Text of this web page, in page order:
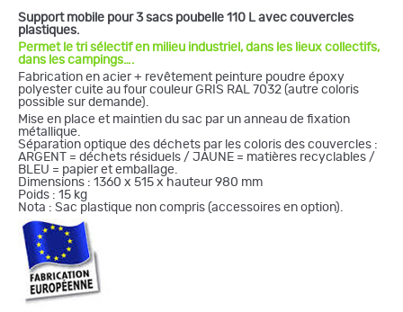
Support mobile pour 3 sacs poubelle 110 L avec couvercles
plastiques.
Permet le tri sélectif en milieu industriel, dans les lieux collectifs,
dans les campings….
Fabrication en acier + revêtement peinture poudre époxy
polyester cuite au four couleur GRIS RAL 7032 (autre coloris
possible sur demande).
Mise en place et maintien du sac par un anneau de fixation
métallique.
Séparation optique des déchets par les coloris des couvercles :
ARGENT = déchets résiduels / JAUNE = matières recyclables /
BLEU = papier et emballage.
Dimensions : 1360 x 515 x hauteur 980 mm
Poids : 15 kg
Nota : Sac plastique non compris (accessoires en option).